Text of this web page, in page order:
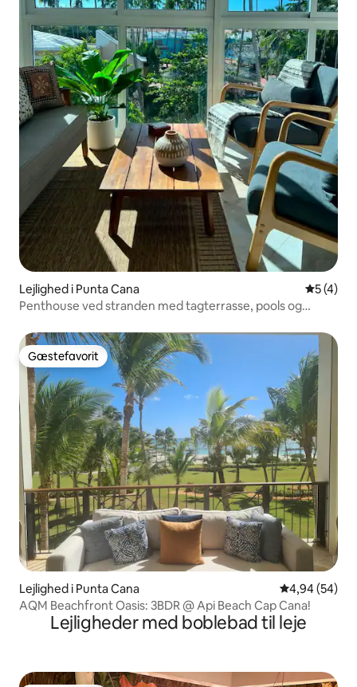
Lejlighed i Punta Cana 5 ud af 5
5 (4)
Penthouse ved stranden med tagterrasse, pools og
Gæstefavorit
Gæstefavorit
Lejlighed i Punta Cana 4,94 ud af 5 i
4,94 (54)
AQM Beachfront Oasis: 3BDR @ Api Beach Cap Cana!
Lejligheder med boblebad til leje